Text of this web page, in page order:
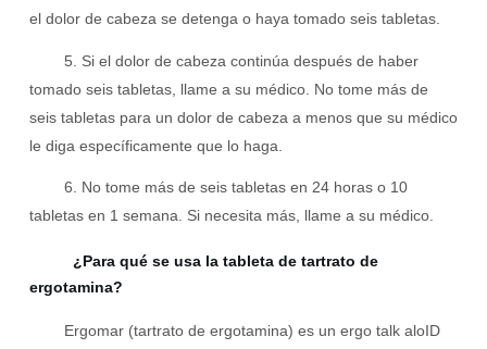
el dolor de cabeza se detenga o haya tomado seis tabletas.
5. Si el dolor de cabeza continúa después de haber
tomado seis tabletas, llame a su médico. No tome más de
seis tabletas para un dolor de cabeza a menos que su médico
le diga específicamente que lo haga.
6. No tome más de seis tabletas en 24 horas o 10
tabletas en 1 semana. Si necesita más, llame a su médico.
¿Para qué se usa la tableta de tartrato de
ergotamina?
Ergomar (tartrato de ergotamina) es un ergo talk aloID